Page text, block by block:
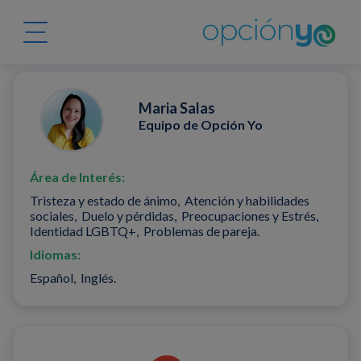
Maria Salas
Equipo de Opción Yo
Área de Interés:
Tristeza y estado de ánimo, Atención y habilidades
sociales, Duelo y pérdidas, Preocupaciones y Estrés,
Identidad LGBTQ+, Problemas de pareja.
Idiomas:
Español, Inglés.